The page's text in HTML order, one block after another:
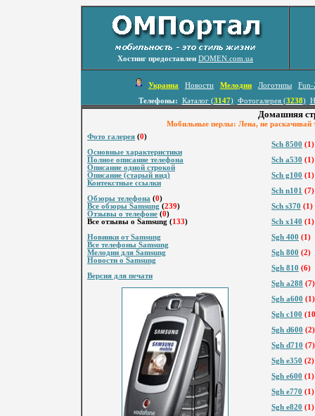
Хостинг предоставлен DOMEN.com.ua
Украина Новости Мелодии Логотипы
Fun-
Телефоны:
Каталог (3147) Фотогалерея (3238)
Домашняя
Мобильные перлы: Лена, не
Фото галерея (0)
Основные характеристики
Полное описание телефона
Описание одной строкой
Описание (старый вид)
Контекстные ссылки
Обзоры телефона (0)
Все обзоры Samsung (239)
Отзывы о телефоне (0)
Все отзывы о Samsung (133)
Новинки от Samsung
Все телефоны Samsung
Мелодии для Samsung
Новости о Samsung
Версия для печати
Sch 8500 (1)
Sch a530 (1)
Sch g100 (1)
Sch n101 (7)
Sch s370 (1)
Sch x140 (1)
Sgh 400 (1)
Sgh 800 (2)
Sgh 810 (6)
Sgh a288 (7)
Sgh a600 (1)
Sgh c100
Sgh d600 (2)
Sgh d710 (7)
Sgh e350 (2)
Sgh e600 (1)
Sgh e770 (1)
Sgh e820 (1)